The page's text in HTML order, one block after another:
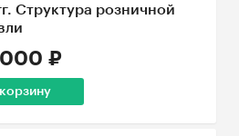
Структура розничной
₽